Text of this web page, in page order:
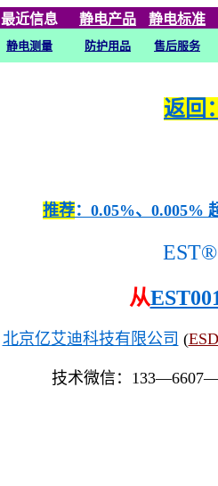
最近信息 静电产品 静电标准
静电测量 防护用品
售后服务
返回
推荐：0.05%、0.005%
EST®
从
北京亿艾迪科技有限公司 (
技术微信：